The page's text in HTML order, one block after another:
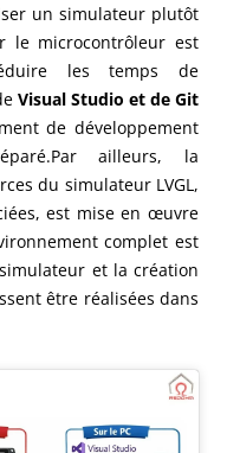
un simulateur plutôt
le microcontrôleur est
les temps de
Visual Studio et de Git
de développement
Par ailleurs, la
du simulateur LVGL,
est mise en œuvre
complet est
et la création
être réalisées dans